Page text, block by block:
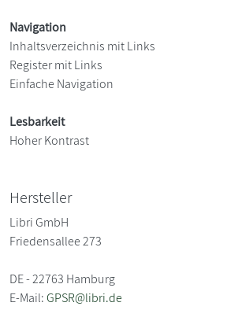
Navigation
Inhaltsverzeichnis mit Links
Register mit Links
Einfache Navigation
Lesbarkeit
Hoher Kontrast
Hersteller
Libri GmbH
Friedensallee 273
DE - 22763 Hamburg
E-Mail:GPSR@libri.de